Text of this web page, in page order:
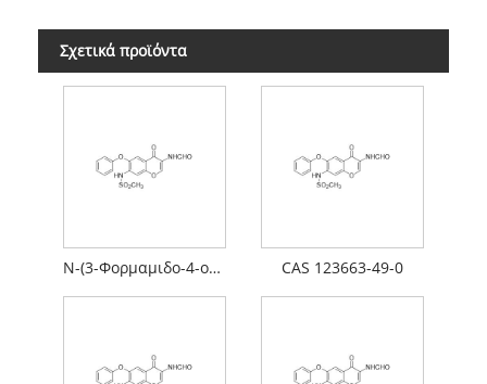
Σχετικά προϊόντα
Ν-(3-Φορμαμιδο-4-οξο-6-φαινοξυ-4Η-χρωμεν-7-υλ)μεθανοσουλφοναμίδιο Ν-[7-(Μεθανοσουλφοναμιδο)-4-οξο-6-φαινοξυ-4Η-χρωμεν-3-υλ]φορμαμίδιο CAS 123663-49-0